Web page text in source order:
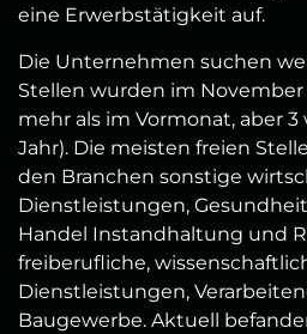
eine Erwerbstätigkeit auf.
Die Unternehmen suchen
Stellen wurden im November
mehr als im Vormonat, aber
Jahr). Die meisten freien
den Branchen sonstige
Dienstleistungen,
Handel Instandhaltung und
freiberufliche,
Dienstleistungen,
Baugewerbe. Aktuell